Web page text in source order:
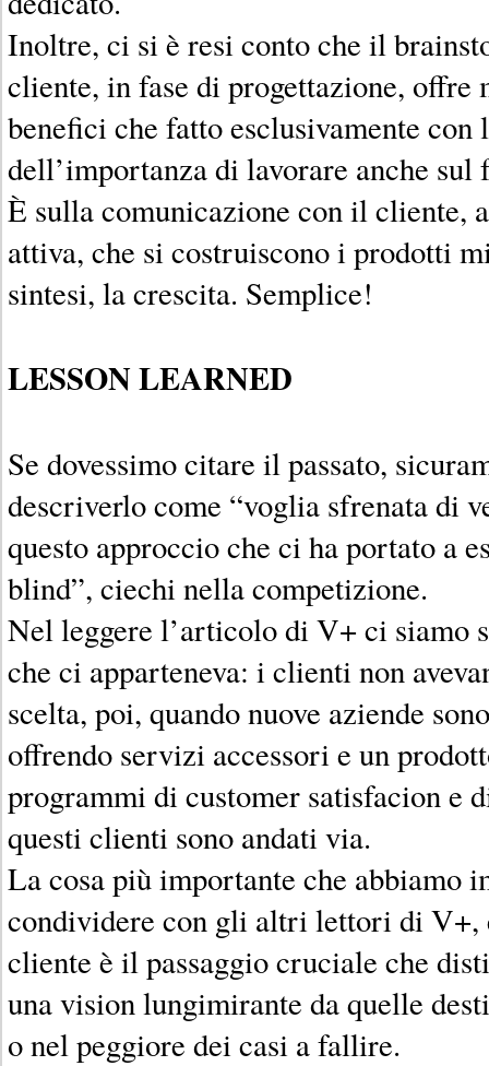
Inoltre, ci si è resi conto che il
cliente, in fase di progettazione, offre
benefici che fatto esclusivamente con
dell’importanza di lavorare anche sul
È sulla comunicazione con il cliente,
attiva, che si costruiscono i prodotti
sintesi, la crescita. Semplice!
LESSON LEARNED
Se dovessimo citare il passato,
descriverlo come “voglia sfrenata di
questo approccio che ci ha portato a
blind”, ciechi nella competizione.
Nel leggere l’articolo di V+ ci siamo
che ci apparteneva: i clienti non
scelta, poi, quando nuove aziende
offrendo servizi accessori e un
programmi di customer satisfacion e
questi clienti sono andati via.
La cosa più importante che abbiamo
condividere con gli altri lettori di V+,
cliente è il passaggio cruciale che
una vision lungimirante da quelle
o nel peggiore dei casi a fallire.